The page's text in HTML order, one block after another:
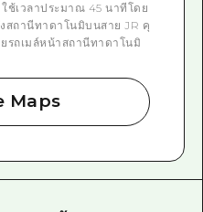
ช้เวลาประมาณ 45 นาทีโดย
สถานีทาดาโนมิบนสาย JR คุ
รถเมล์หน้าสถานีทาดาโนมิ
Maps